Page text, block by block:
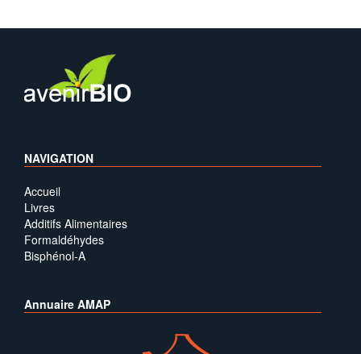
NAVIGATION
Accueil
Livres
Additifs Alimentaires
Formaldéhydes
Bisphénol-A
Annuaire AMAP